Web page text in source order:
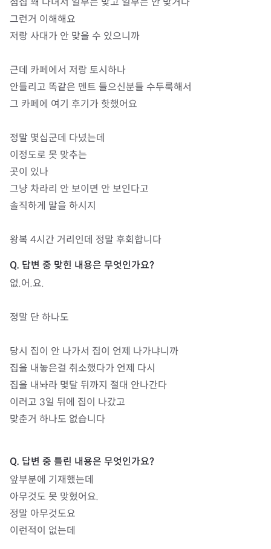
그런거 이해해요
저랑 사대가 안 맞을 수 있으니까
근데 카페에서 저랑 토시하나
안틀리고 똑같은 멘트 들으신분들 수두룩해서
그 카페에 여기 후기가 핫했어요
정말 몇십군데 다녔는데
이정도로 못 맞추는
곳이 있나
그냥 차라리 안 보이면 안 보인다고
솔직하게 말을 하시지
왕복 4시간 거리인데 정말 후회합니다
없.어.요.
정말 단 하나도
당시 집이 안 나가서 집이 언제 나가냐니까
집을 내놓은걸 취소했다가 언제 다시
집을 내놔라 몇달 뒤까지 절대 안나간다
이러고 3일 뒤에 집이 나갔고
맞춘거 하나도 없습니다
앞부분에 기재했는데
아무것도 못 맞혔어요.
정말 아무것도요
이런적이 없는데